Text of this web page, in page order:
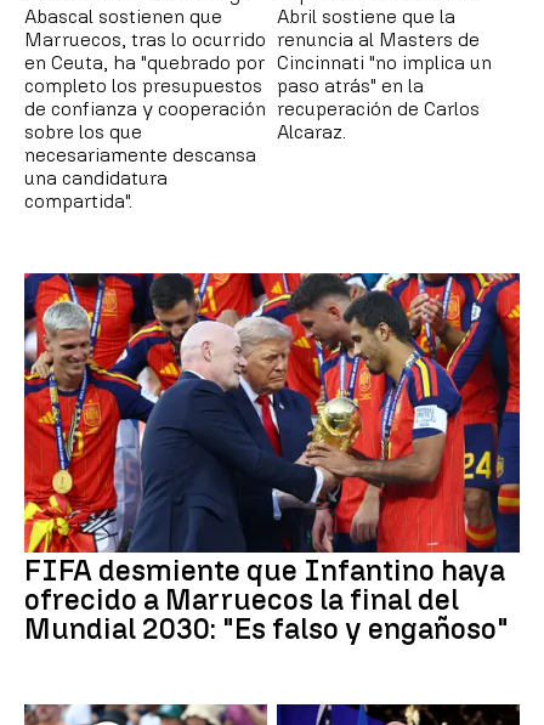
Abascal sostienen que
Marruecos, tras lo ocurrido
en Ceuta, ha "quebrado por
completo los presupuestos
de confianza y cooperación
sobre los que
necesariamente descansa
una candidatura
compartida".
Abril sostiene que la
renuncia al Masters de
Cincinnati "no implica un
paso atrás" en la
recuperación de Carlos
Alcaraz.
FIFA desmiente que Infantino haya
ofrecido a Marruecos la final del
Mundial 2030: "Es falso y engañoso"